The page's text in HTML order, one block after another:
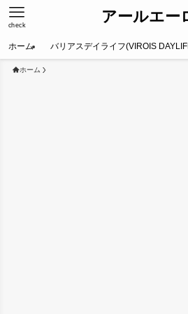
アールエー
check
ホーム バリアスデイライフ(VIROIS
ホーム